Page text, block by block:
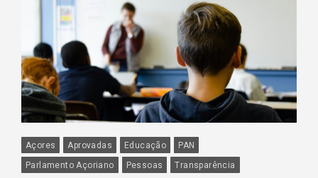
Açores Aprovadas Educação
PAN
Parlamento Açoriano
Pessoas Transparência